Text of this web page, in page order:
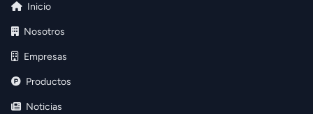
Inicio
Nosotros
Empresas
Productos
Noticias